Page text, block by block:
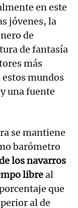
en este
jóvenes, la
de
de fantasía
más
mundos
una fuente
se mantiene
barómetro
los navarros
libreal
que
al de